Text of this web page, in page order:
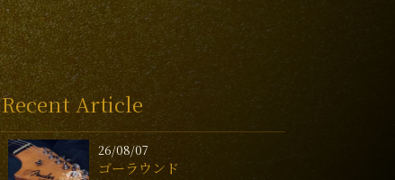
Recent Article
26/08/07
ゴーラウンド